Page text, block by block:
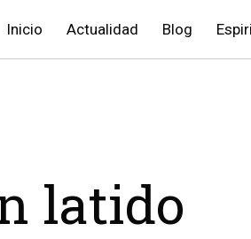
Inicio Actualidad Blog
latido